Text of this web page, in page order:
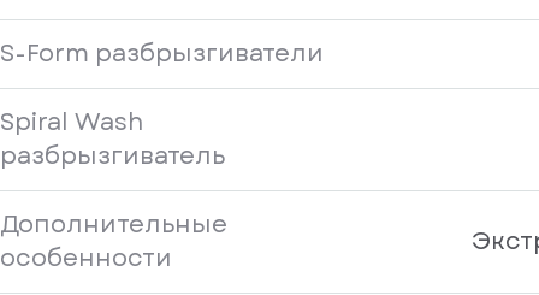
S-Form разбрызгиватели
Spiral Wash
разбрызгиватель
Дополнительные
особенности